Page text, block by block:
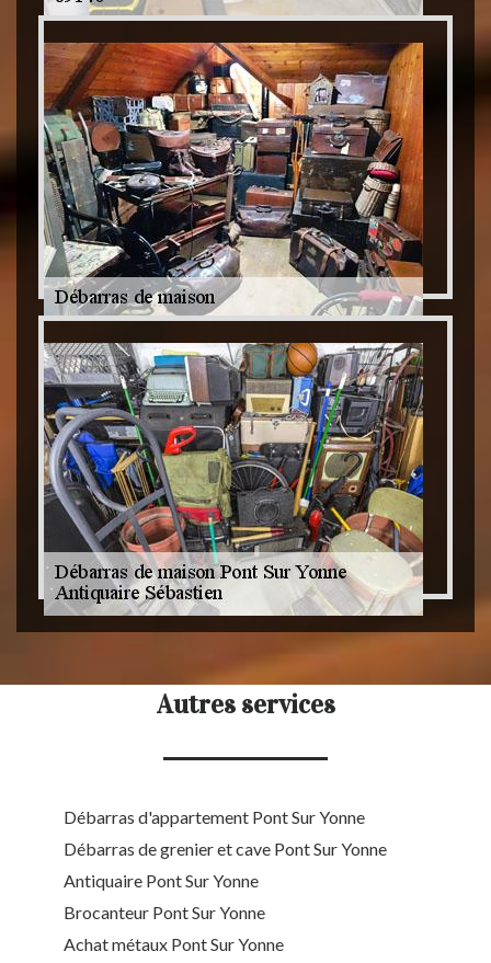
Autres services
Débarras d'appartement Pont Sur Yonne
Débarras de grenier et cave Pont Sur Yonne
Antiquaire Pont Sur Yonne
Brocanteur Pont Sur Yonne
Achat métaux Pont Sur Yonne